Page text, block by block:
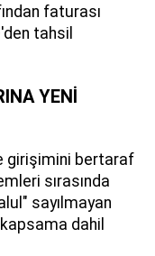
faturası
tahsil
YENİ
girişimini bertaraf
sırasında
sayılmayan
dahil